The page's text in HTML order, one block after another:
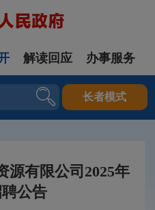
登录
解读回应 办事服务
长者模式
源有限公司2025年
公告